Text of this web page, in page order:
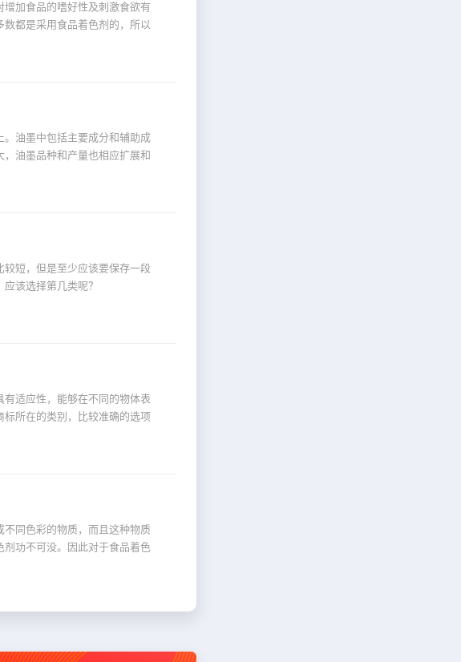
加食品的嗜好性及刺激食欲有
都是采用食品着色剂的，所以
油墨中包括主要成分和辅助成
油墨品种和产量也相应扩展和
短，但是至少应该要保存一段
该选择第几类呢？
适应性，能够在不同的物体表
所在的类别，比较准确的选项
同色彩的物质，而且这种物质
功不可没。因此对于食品着色